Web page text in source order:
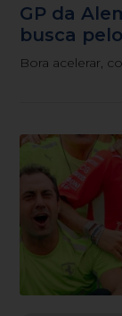
GP da
busca
Bora acelerar,